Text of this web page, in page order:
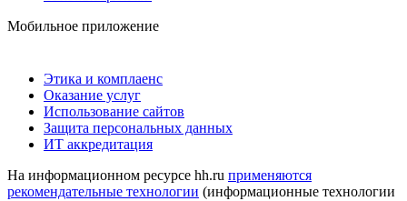
Мобильное приложение
Этика и комплаенс
Оказание услуг
Использование сайтов
Защита персональных данных
ИТ аккредитация
На информационном ресурсе hh.ru применяются
рекомендательные технологии (информационные технологии